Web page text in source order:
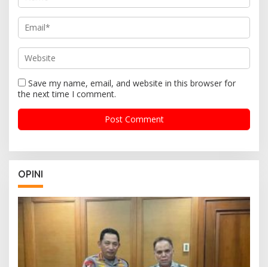
Save my name, email, and website in this browser for
the next time I comment.
OPINI